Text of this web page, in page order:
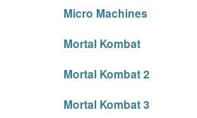
Micro Machines
Mortal Kombat
Mortal Kombat 2
Mortal Kombat 3